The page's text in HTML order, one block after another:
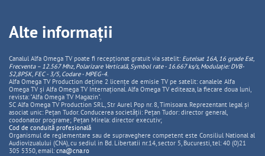
Alte informații
Canalul Alfa Omega TV poate fi recepționat gratuit via satelit: Eutelsat 16A, 16 grade Est,
Frecventa – 12.567 Mhz, PolarizareVerticală, Symbol rate - 16.667 ks/s, Modulație: DVB-
S2,8PSK, FEC - 3/5, Codare - MPEG-4.
Alfa Omega TV Production deține 2 licențe de emisie TV pe satelit: canalele Alfa
Omega TV și Alfa Omega TV Internațional. Alfa Omega TV editeaza, la fiecare doua luni,
revista: "Alfa Omega TV Magazin".
SC Alfa Omega TV Production SRL, Str Aurel Pop nr. 8, Timisoara. Reprezentant legal și
asociat unic: Pețan Tudor. Conducerea societății: Pețan Tudor: director general,
coodonator programe; Pețan Mirela: director executiv;
Cod de conduită profesională
Organismul de reglementare sau de supraveghere competent este Consiliul National al
Audiovizualului (CNA), cu sediul in Bd. Libertatii nr.14, sector 5, Bucuresti, tel: 40 (0)21
305 5350, email: cna@cna.ro